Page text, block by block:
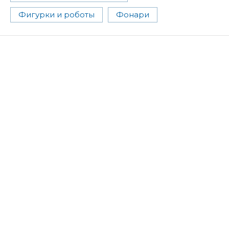
Фигурки и роботы Фонари